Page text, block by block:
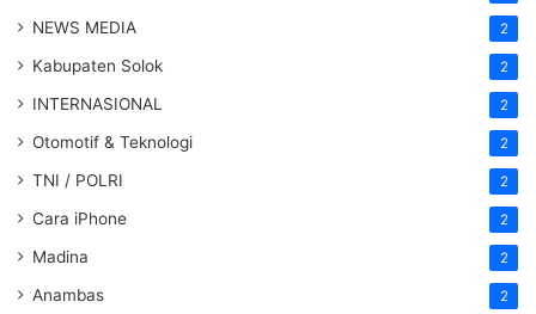
NEWS MEDIA 2
Kabupaten Solok 2
INTERNASIONAL 2
Otomotif & Teknologi 2
TNI / POLRI 2
Cara iPhone 2
Madina 2
Anambas 2